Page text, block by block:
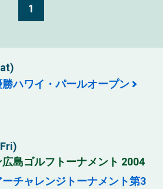
1
ハワイ・パールオープン
島ゴルフトーナメント 2004
チャレンジトーナメント第3